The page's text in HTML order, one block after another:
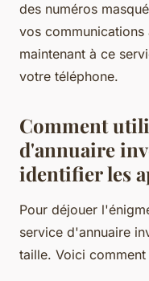
des numéros
vos
maintenant à ce
votre téléphone.
Comment
d'annuaire
identifier les
Pour déjouer
service d'annuaire
taille. Voici